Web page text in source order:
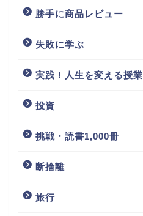
勝手に商品レビュー
失敗に学ぶ
実践！人生を変える授業
投資
挑戦・読書1,000冊
断捨離
旅行